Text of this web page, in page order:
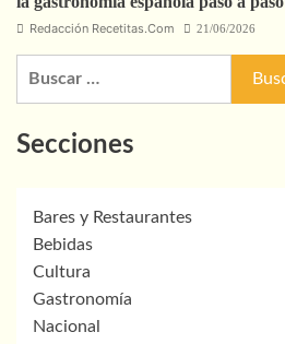
Redacción Recetitas.Com 21/06/2026
Secciones
Bares y Restaurantes
Bebidas
Cultura
Gastronomía
Nacional